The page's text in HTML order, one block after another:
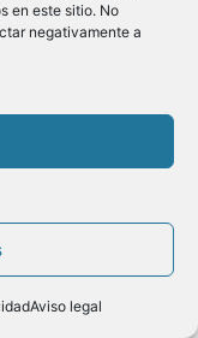
en este sitio. No
negativamente a
Aviso legal